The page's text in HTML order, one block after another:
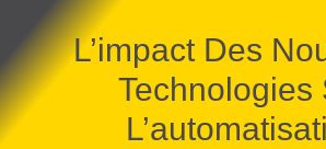
L’impact Des
Technologies